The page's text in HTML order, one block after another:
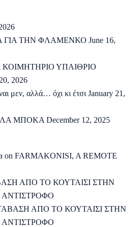
ΓΙΑ ΤΗΝ ΦΛΑΜΕΝΚΟ June 16,
ΥΠΑΙΘΡΙΟ
2026
μεν, αλλά… όχι κι έτσι January 21,
ΜΠΟΚΑ December 12, 2025
on FARMAKONISI, A REMOTE
ΑΠΟ ΤΟ ΚΟΥΤΑΙΣΙ ΣΤΗΝ
ΑΝΤΙΣΤΡΟΦΟ
ΑΠΟ ΤΟ ΚΟΥΤΑΙΣΙ ΣΤΗΝ
ΑΝΤΙΣΤΡΟΦΟ